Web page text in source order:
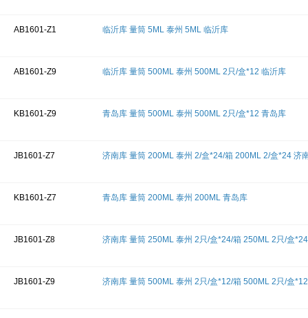
AB1601-Z1 临沂库 量筒 5ML 泰州 5ML 临沂库
AB1601-Z9 临沂库 量筒 500ML 泰州 500ML 2只/盒*12 临沂库
KB1601-Z9 青岛库 量筒 500ML 泰州 500ML 2只/盒*12 青岛库
JB1601-Z7 济南库 量筒 200ML 泰州 2/盒*24/箱 200ML 2/盒*24 济
KB1601-Z7 青岛库 量筒 200ML 泰州 200ML 青岛库
JB1601-Z8 济南库 量筒 250ML 泰州 2只/盒*24/箱 250ML 2只/盒
JB1601-Z9 济南库 量筒 500ML 泰州 2只/盒*12/箱 500ML 2只/盒